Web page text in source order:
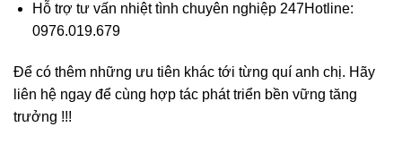
Hỗ trợ tư vấn nhiệt tình chuyên nghiệp 247Hotline:
0976.019.679
Để có thêm những ưu tiên khác tới từng quí anh chị. Hãy
liên hệ ngay để cùng hợp tác phát triển bền vững tăng
trưởng !!!